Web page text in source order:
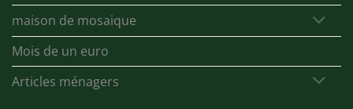
maison de mosaique
Mois de un euro
Articles ménagers